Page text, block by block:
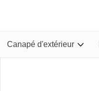
Canapé d'extérieur